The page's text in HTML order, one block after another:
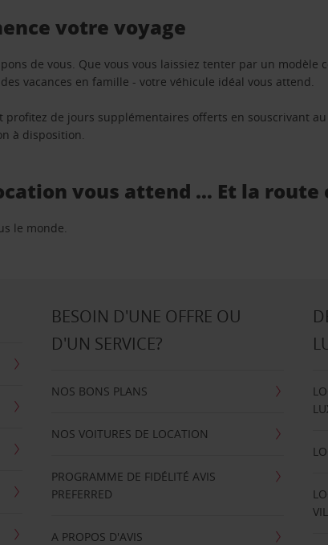
votre voyage
de vous. Que vous vous laissiez tenter par un
vacances en famille - votre véhicule idéal vous attend.
profitez de jours supplémentaires offerts en souscrivant
à disposition.
vous attend … Et la route
le monde.
BESOIN D'UNE OFFRE OU
D'UN SERVICE?
NOS BONS PLANS
NOS VOITURES DE LOCATION
PROGRAMME DE FIDÉLITÉ AVIS
PREFERRED
A PROPOS D'AVIS